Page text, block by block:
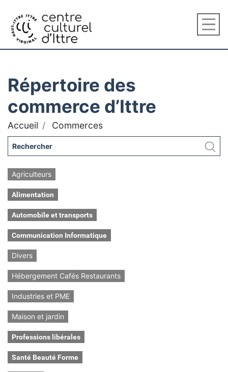
Répertoire des
commerce d’Ittre
Accueil Commerces
Agriculteurs
Alimentation
Automobile et transports
Communication Informatique
Divers
Hébergement Cafés Restaurants
Industries et PME
Maison et jardin
Professions libérales
Santé Beauté Forme